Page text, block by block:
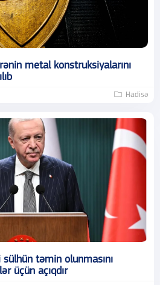
metal konstruksiyalarını
Hadisə
təmin olunmasını
üçün açıqdır